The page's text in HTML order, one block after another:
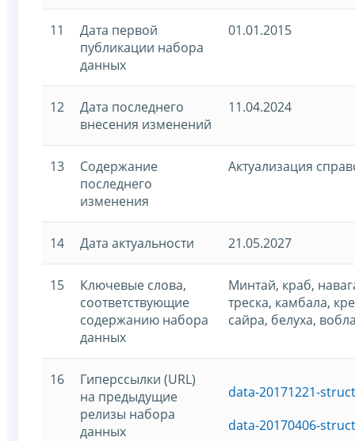
11
Дата первой
публикации набора
данных
01.01.2015
12
Дата последнего
внесения изменений
11.04.2024
13
Содержание
последнего
изменения
Актуализация
14 Дата актуальности 21.05.2027
15
Ключевые слова,
соответствующие
содержанию набора
данных
Минтай, краб,
треска, камбала,
сайра, белуха,
16
Гиперссылки (URL)
на предыдущие
релизы набора
данных
data-20171221-
data-20170406-